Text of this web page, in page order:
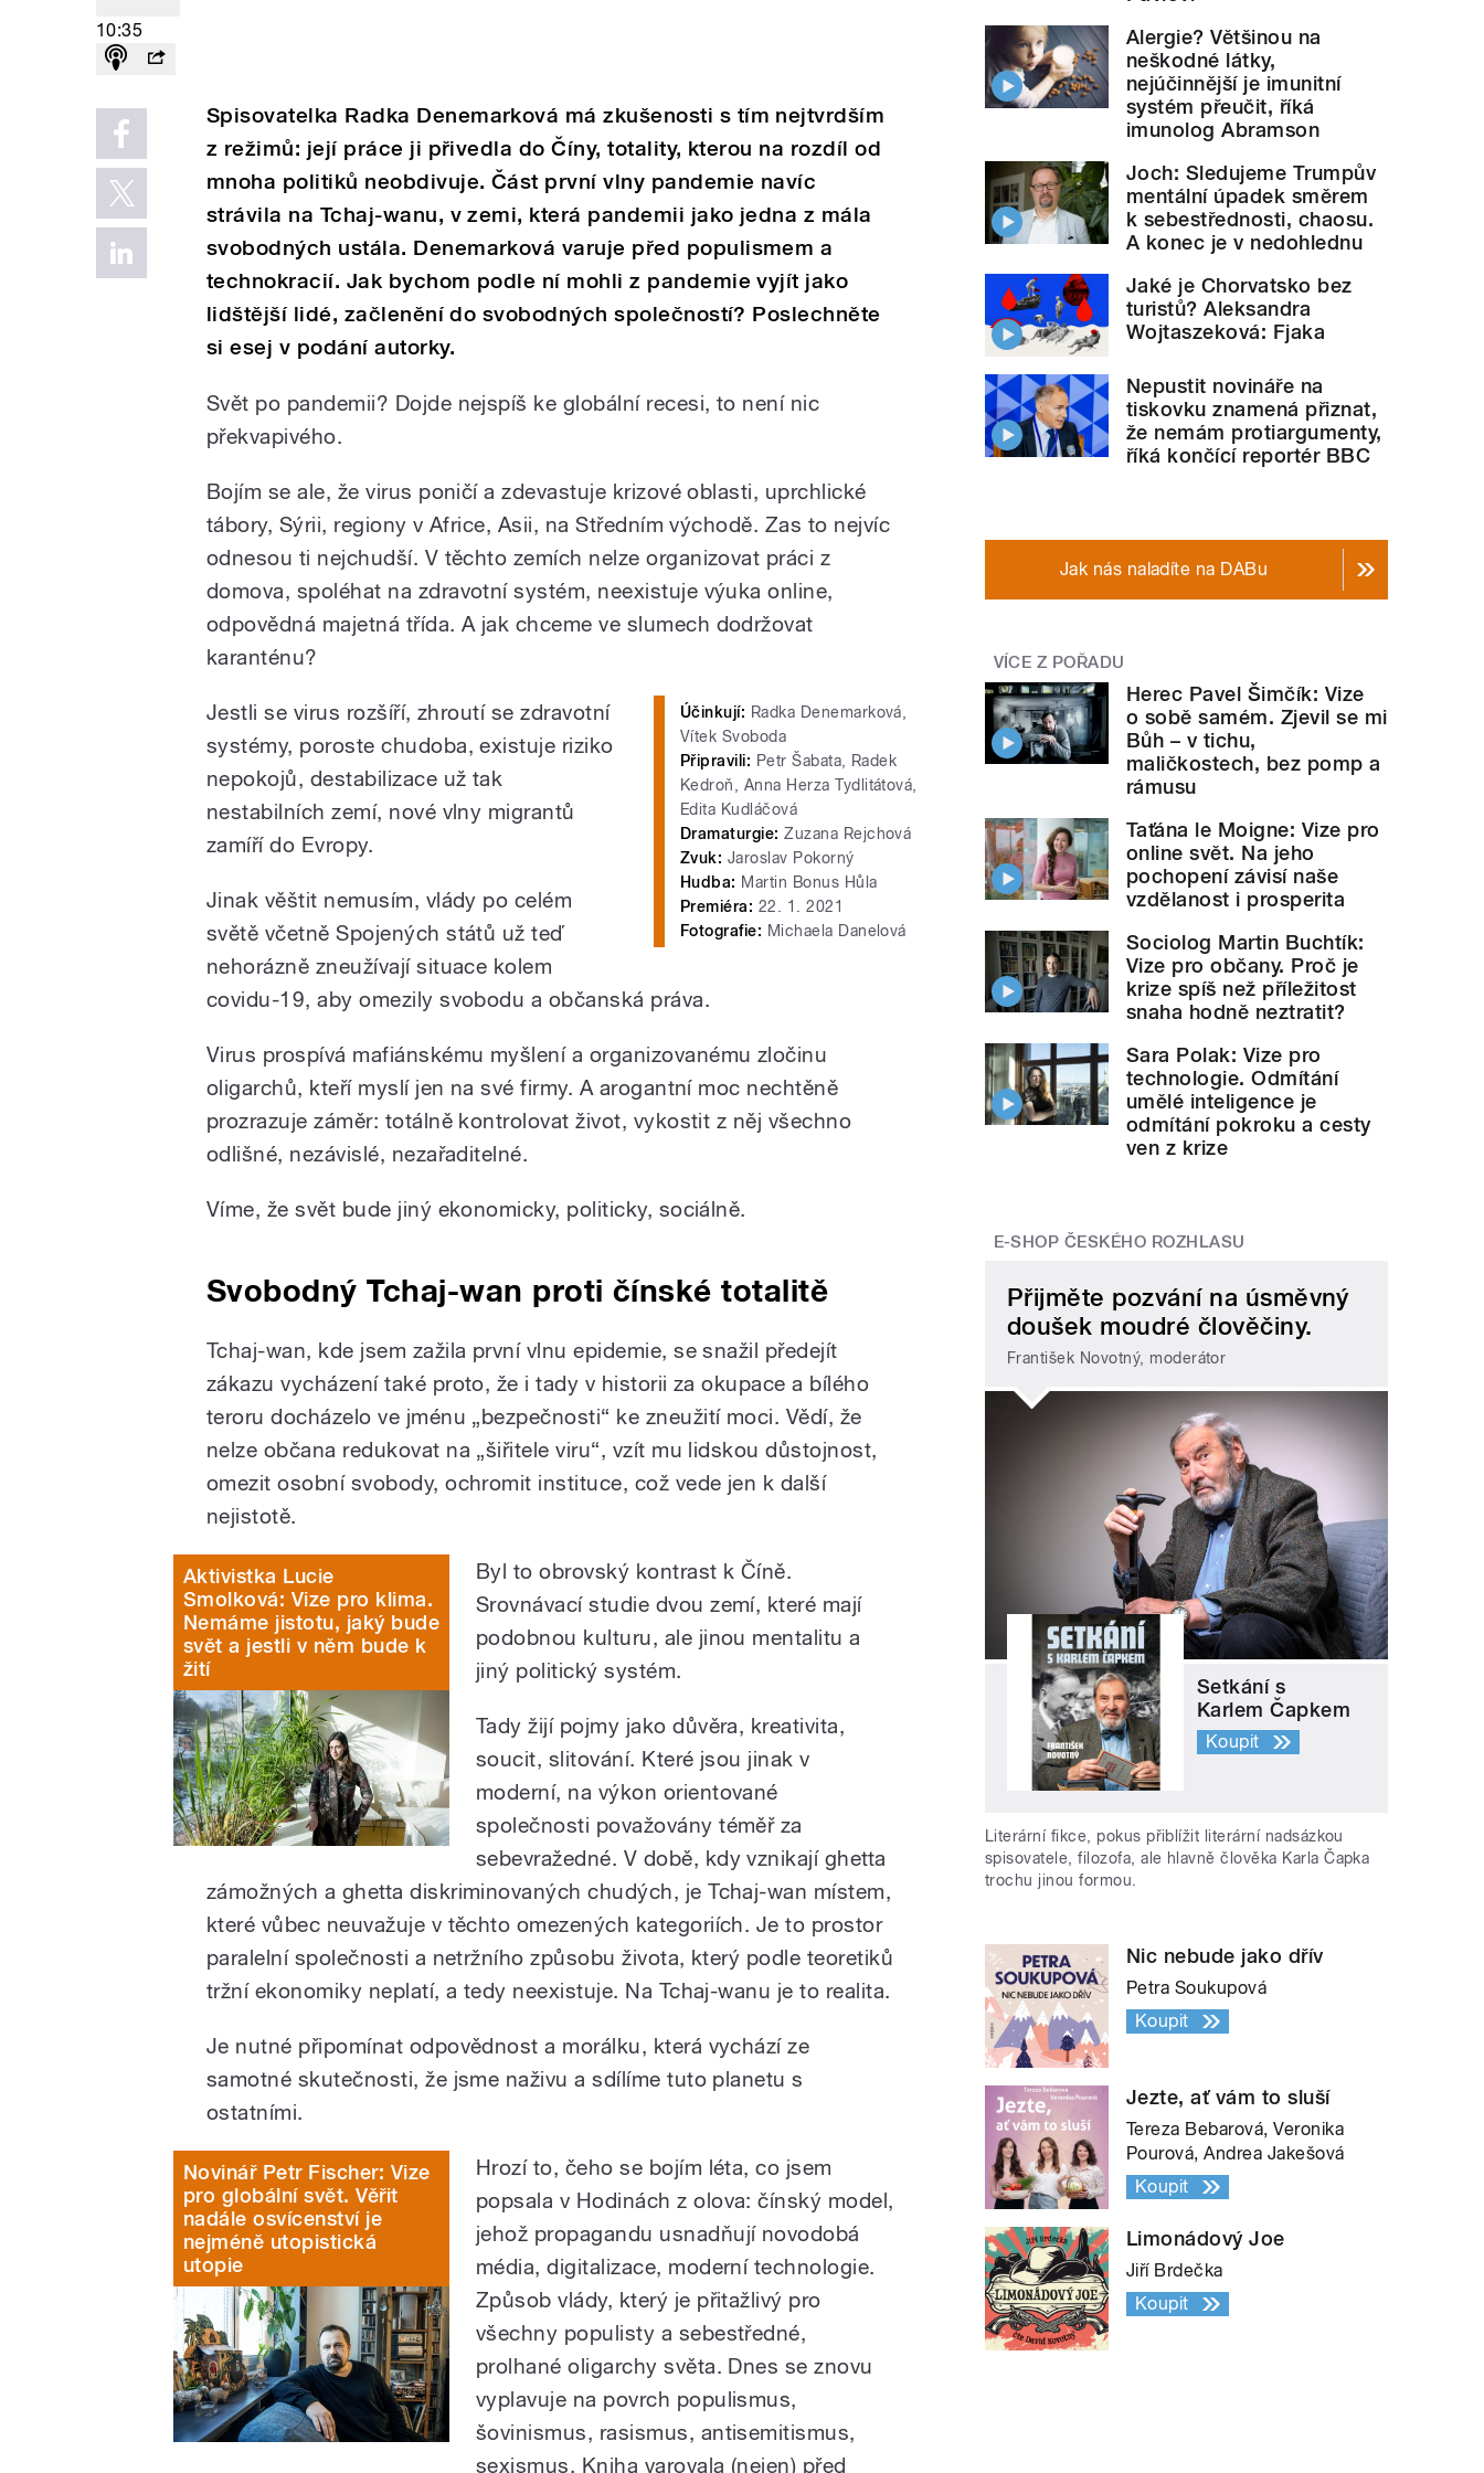
10:35
Spisovatelka Radka Denemarková má zkušenosti s tím nejtvrdším
z režimů: její práce ji přivedla do Číny, totality, kterou na rozdíl od
mnoha politiků neobdivuje. Část první vlny pandemie navíc
strávila na Tchaj-wanu, v zemi, která pandemii jako jedna z mála
svobodných ustála. Denemarková varuje před populismem a
technokracií. Jak bychom podle ní mohli z pandemie vyjít jako
lidštější lidé, začlenění do svobodných společností? Poslechněte
si esej v podání autorky.
Svět po pandemii? Dojde nejspíš ke globální recesi, to není nic
překvapivého.
Bojím se ale, že virus poničí a zdevastuje krizové oblasti, uprchlické
tábory, Sýrii, regiony v Africe, Asii, na Středním východě. Zas to nejvíc
odnesou ti nejchudší. V těchto zemích nelze organizovat práci z
domova, spoléhat na zdravotní systém, neexistuje výuka online,
odpovědná majetná třída. A jak chceme ve slumech dodržovat
karanténu?
Účinkují: Radka Denemarková,
Vítek Svoboda
Připravili: Petr Šabata, Radek
Kedroň, Anna Herza Tydlitátová,
Edita Kudláčová
Dramaturgie: Zuzana Rejchová
Zvuk: Jaroslav Pokorný
Hudba: Martin Bonus Hůla
Premiéra: 22. 1. 2021
Fotografie: Michaela Danelová
Jestli se virus rozšíří, zhroutí se zdravotní
systémy, poroste chudoba, existuje riziko
nepokojů, destabilizace už tak
nestabilních zemí, nové vlny migrantů
zamíří do Evropy.
Jinak věštit nemusím, vlády po celém
světě včetně Spojených států už teď
nehorázně zneužívají situace kolem
covidu-19, aby omezily svobodu a občanská práva.
Virus prospívá mafiánskému myšlení a organizovanému zločinu
oligarchů, kteří myslí jen na své firmy. A arogantní moc nechtěně
prozrazuje záměr: totálně kontrolovat život, vykostit z něj všechno
odlišné, nezávislé, nezařaditelné.
Víme, že svět bude jiný ekonomicky, politicky, sociálně.
Svobodný Tchaj-wan proti čínské totalitě
Tchaj-wan, kde jsem zažila první vlnu epidemie, se snažil předejít
zákazu vycházení také proto, že i tady v historii za okupace a bílého
teroru docházelo ve jménu „bezpečnosti“ ke zneužití moci. Vědí, že
nelze občana redukovat na „šiřitele viru“, vzít mu lidskou důstojnost,
omezit osobní svobody, ochromit instituce, což vede jen k další
nejistotě.
Aktivistka Lucie
Smolková: Vize pro klima.
Nemáme jistotu, jaký bude
svět a jestli v něm bude k
žití
Byl to obrovský kontrast k Číně.
Srovnávací studie dvou zemí, které mají
podobnou kulturu, ale jinou mentalitu a
jiný politický systém.
Tady žijí pojmy jako důvěra, kreativita,
soucit, slitování. Které jsou jinak v
moderní, na výkon orientované
společnosti považovány téměř za
sebevražedné. V době, kdy vznikají ghetta
zámožných a ghetta diskriminovaných chudých, je Tchaj-wan místem,
které vůbec neuvažuje v těchto omezených kategoriích. Je to prostor
paralelní společnosti a netržního způsobu života, který podle teoretiků
tržní ekonomiky neplatí, a tedy neexistuje. Na Tchaj-wanu je to realita.
Je nutné připomínat odpovědnost a morálku, která vychází ze
samotné skutečnosti, že jsme naživu a sdílíme tuto planetu s
ostatními.
Novinář Petr Fischer: Vize
pro globální svět. Věřit
nadále osvícenství je
nejméně utopistická
utopie
Hrozí to, čeho se bojím léta, co jsem
popsala v Hodinách z olova: čínský model,
jehož propagandu usnadňují novodobá
média, digitalizace, moderní technologie.
Způsob vlády, který je přitažlivý pro
všechny populisty a sebestředné,
prolhané oligarchy světa. Dnes se znovu
vyplavuje na povrch populismus,
šovinismus, rasismus, antisemitismus,
sexismus. Kniha varovala (nejen) před
Alergie? Většinou na
neškodné látky,
nejúčinnější je imunitní
systém přeučit, říká
imunolog Abramson
Joch: Sledujeme Trumpův
mentální úpadek směrem
k sebestřednosti, chaosu.
A konec je v nedohlednu
Jaké je Chorvatsko bez
turistů? Aleksandra
Wojtaszeková: Fjaka
Nepustit novináře na
tiskovku znamená přiznat,
že nemám protiargumenty,
říká končící reportér BBC
Jak nás naladíte na DABu
VÍCE Z POŘADU
Herec Pavel Šimčík: Vize
o sobě samém. Zjevil se mi
Bůh – v tichu,
maličkostech, bez pomp a
rámusu
Taťána le Moigne: Vize pro
online svět. Na jeho
pochopení závisí naše
vzdělanost i prosperita
Sociolog Martin Buchtík:
Vize pro občany. Proč je
krize spíš než příležitost
snaha hodně neztratit?
Sara Polak: Vize pro
technologie. Odmítání
umělé inteligence je
odmítání pokroku a cesty
ven z krize
E-SHOP ČESKÉHO ROZHLASU
Přijměte pozvání na úsměvný
doušek moudré člověčiny.
František Novotný, moderátor
Setkání s
Karlem Čapkem
Koupit
Literární fikce, pokus přiblížit literární nadsázkou
spisovatele, filozofa, ale hlavně člověka Karla Čapka
trochu jinou formou.
Nic nebude jako dřív
Petra Soukupová
Koupit
Jezte, ať vám to sluší
Tereza Bebarová, Veronika
Pourová, Andrea Jakešová
Koupit
Limonádový Joe
Jiří Brdečka
Koupit